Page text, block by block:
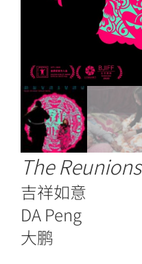
The Reunions
吉祥如意
DA Peng
大鹏